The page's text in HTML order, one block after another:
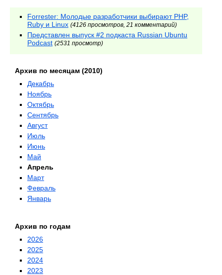
Forrester: Молодые разработчики выбирают PHP,
Ruby и Linux (4126 просмотров, 21 комментарий)
Представлен выпуск #2 подкаста Russian Ubuntu
Podcast (2531 просмотр)
Архив по месяцам (2010)
Декабрь
Ноябрь
Октябрь
Сентябрь
Август
Июль
Июнь
Май
Апрель
Март
Февраль
Январь
Архив по годам
2026
2025
2024
2023